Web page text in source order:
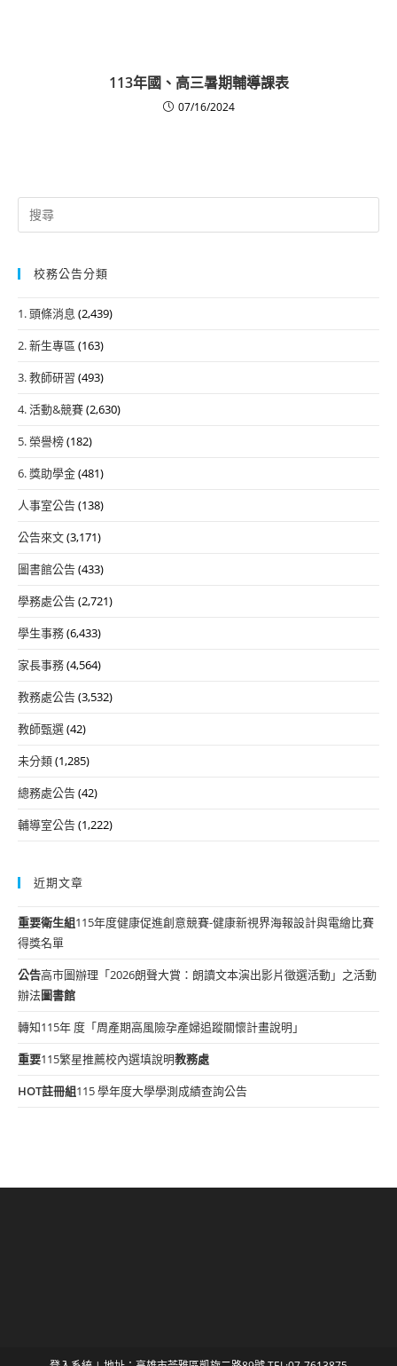
113年國、高三暑期輔導課表
07/16/2024
Search
for:
校務公告分類
1. 頭條消息 (2,439)
2. 新生專區 (163)
3. 教師研習 (493)
4. 活動&競賽(2,630)
5. 榮譽榜(182)
6. 獎助學金(481)
人事室公告(138)
公告來文(3,171)
圖書館公告(433)
學務處公告(2,721)
學生事務(6,433)
家長事務(4,564)
教務處公告(3,532)
教師甄選(42)
未分類(1,285)
總務處公告(42)
輔導室公告(1,222)
近期文章
重要衛生組115年度健康促進創意競賽-健康新視界海報設計與電繪比賽
得獎名單
公告高市圖辦理「2026朗聲大賞：朗讀文本演出影片徵選活動」之活動
辦法圖書館
轉知115年 度「周產期高風險孕產婦追蹤關懷計畫說明」
重要115繁星推薦校內選填說明教務處
HOT註冊組115 學年度大學學測成績查詢公告